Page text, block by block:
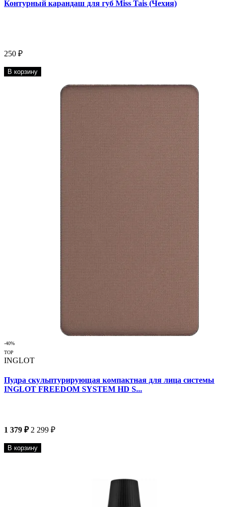
Контурный карандаш для губ Miss Tais (Чехия)
250 ₽
В корзину
-40%
TOP
INGLOT
Пудра скульптурирующая компактная для лица системы
INGLOT FREEDOM SYSTEM HD S...
1 379 ₽ 2 299 ₽
В корзину